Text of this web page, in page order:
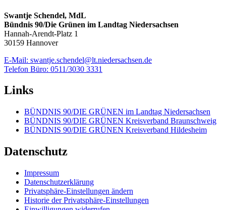
Swantje Schendel, MdL
Bündnis 90/Die Grünen im Landtag Niedersachsen
Hannah-Arendt-Platz 1
30159 Hannover
E-Mail: swantje.schendel@lt.niedersachsen.de
Telefon Büro: 0511/3030 3331
Links
BÜNDNIS 90/DIE GRÜNEN im Landtag Niedersachsen
BÜNDNIS 90/DIE GRÜNEN Kreisverband Braunschweig
BÜNDNIS 90/DIE GRÜNEN Kreisverband Hildesheim
Datenschutz
Impressum
Datenschutzerklärung
Privatsphäre-Einstellungen ändern
Historie der Privatsphäre-Einstellungen